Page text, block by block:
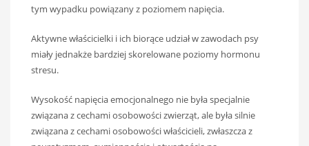
tym wypadku powiązany z poziomem napięcia.
Aktywne właścicielki i ich biorące udział w zawodach psy
miały jednakże bardziej skorelowane poziomy hormonu
stresu.
Wysokość napięcia emocjonalnego nie była specjalnie
związana z cechami osobowości zwierząt, ale była silnie
związana z cechami osobowości właścicieli, zwłaszcza z